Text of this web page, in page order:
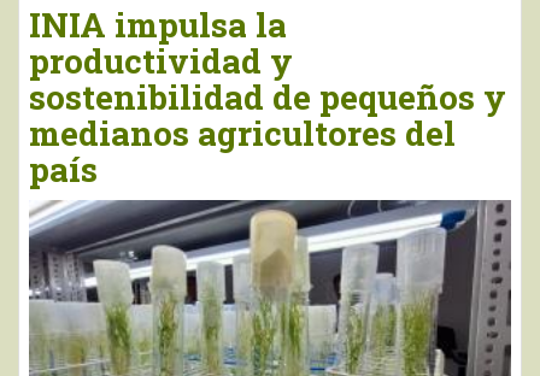
INIA impulsa la
productividad y
sostenibilidad de pequeños y
medianos agricultores del
país